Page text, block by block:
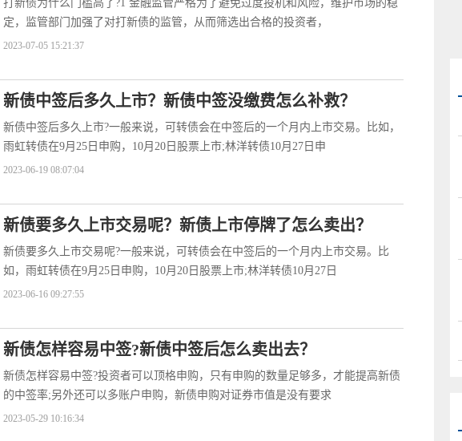
打新债为什么门槛高了?1 金融监管严格为了避免过度投机和风险，维护市场的稳
定，监管部门加强了对打新债的监管，从而筛选出合格的投资者，
2023-07-05 15:21:37
新债中签后多久上市？新债中签没缴费怎么补救？
新债中签后多久上市?一般来说，可转债会在中签后的一个月内上市交易。比如，
雨虹转债在9月25日申购，10月20日股票上市;林洋转债10月27日申
2023-06-19 08:07:04
新债要多久上市交易呢？新债上市停牌了怎么卖出？
新债要多久上市交易呢?一般来说，可转债会在中签后的一个月内上市交易。比
如，雨虹转债在9月25日申购，10月20日股票上市;林洋转债10月27日
2023-06-16 09:27:55
新债怎样容易中签?新债中签后怎么卖出去？
新债怎样容易中签?投资者可以顶格申购，只有申购的数量足够多，才能提高新债
的中签率;另外还可以多账户申购，新债申购对证券市值是没有要求
2023-05-29 10:16:34